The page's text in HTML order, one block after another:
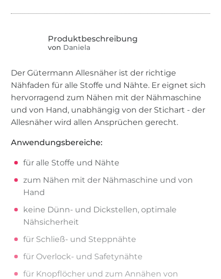
von Daniela
Der Gütermann Allesnäher ist der richtige
Nähfaden für alle Stoffe und Nähte. Er eignet sich
hervorragend zum Nähen mit der Nähmaschine
und von Hand, unabhängig von der Stichart - der
Allesnäher wird allen Ansprüchen gerecht.
Anwendungsbereiche:
für alle Stoffe und Nähte
zum Nähen mit der Nähmaschine und von
Hand
keine Dünn- und Dickstellen, optimale
Nähsicherheit
für Schließ- und Steppnähte
für Overlock- und Safetynähte
für Knopflöcher und zum Annähen von